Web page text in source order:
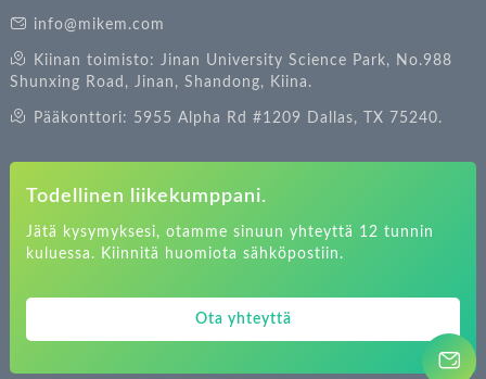
info@mikem.com
Kiinan toimisto: Jinan University Science Park, No.988
Shunxing Road, Jinan, Shandong, Kiina.
Pääkonttori: 5955 Alpha Rd #1209 Dallas, TX 75240.
Todellinen liikekumppani.
Jätä kysymyksesi, otamme sinuun yhteyttä 12 tunnin
kuluessa. Kiinnitä huomiota sähköpostiin.
Ota yhteyttä